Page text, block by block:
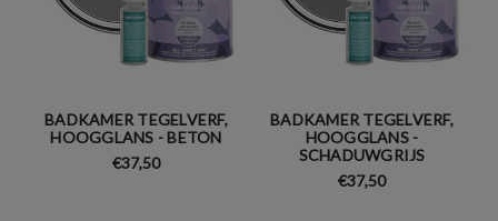
BADKAMER TEGELVERF,
HOOGGLANS - BETON
€37,50
BADKAMER TEGELVERF,
HOOGGLANS -
SCHADUWGRIJS
€37,50